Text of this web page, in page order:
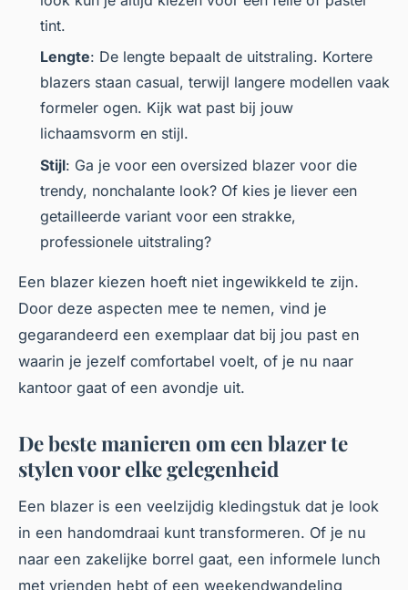
tint.
Lengte: De lengte bepaalt de uitstraling. Kortere
blazers staan casual, terwijl langere modellen vaak
formeler ogen. Kijk wat past bij jouw
lichaamsvorm en stijl.
Stijl: Ga je voor een oversized blazer voor die
trendy, nonchalante look? Of kies je liever een
getailleerde variant voor een strakke,
professionele uitstraling?
Een blazer kiezen hoeft niet ingewikkeld te zijn.
Door deze aspecten mee te nemen, vind je
gegarandeerd een exemplaar dat bij jou past en
waarin je jezelf comfortabel voelt, of je nu naar
kantoor gaat of een avondje uit.
De beste manieren om een blazer te
stylen voor elke gelegenheid
Een blazer is een veelzijdig kledingstuk dat je look
in een handomdraai kunt transformeren. Of je nu
naar een zakelijke borrel gaat, een informele lunch
met vrienden hebt of een weekendwandeling